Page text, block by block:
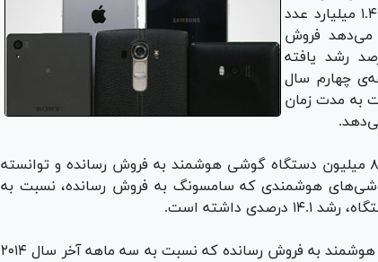
منتشر کرده است. در این گزارش به فروش ۱.۴۳ میلیارد عدد
فروش
هوشمند در سال گذشته ۱۰.۱ درصد رشد یافته
چهارم سال
نسبت به مدت زمان
در فصل آخر سال ۲۰۱۵ بیش از ۸۵.۶ میلیون دستگاه گوشی هوشمند به فروش رسانده و توانسته
گوشی‌های هوشمندی که سامسونگ به فروش رسانده، نسبت به
در این مدت ۷۴.۸ میلیون دستگاه گوشی هوشمند به فروش رسانده که نسبت به سه ماهه‌ آخر سال ۲۰۱۴